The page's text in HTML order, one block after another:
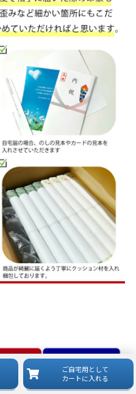
ご自宅用として
カートに入れる